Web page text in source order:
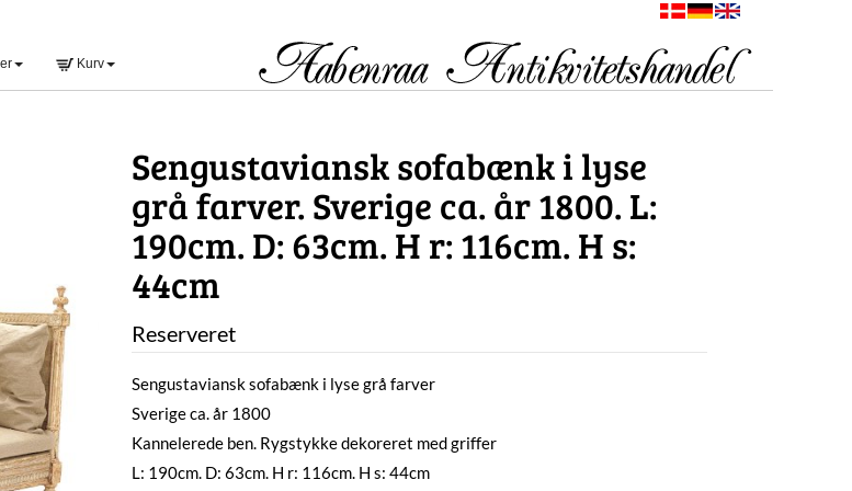
Kurv
Sengustaviansk sofabænk i lyse
grå farver. Sverige ca. år 1800. L:
190cm. D: 63cm. H r: 116cm. H s:
44cm
Reserveret
Sengustaviansk sofabænk i lyse grå farver
Sverige ca. år 1800
Kannelerede ben. Rygstykke dekoreret med griffer
L: 190cm. D: 63cm. H r: 116cm. H s: 44cm